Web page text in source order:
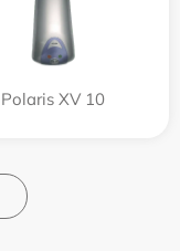
Polaris XV 10